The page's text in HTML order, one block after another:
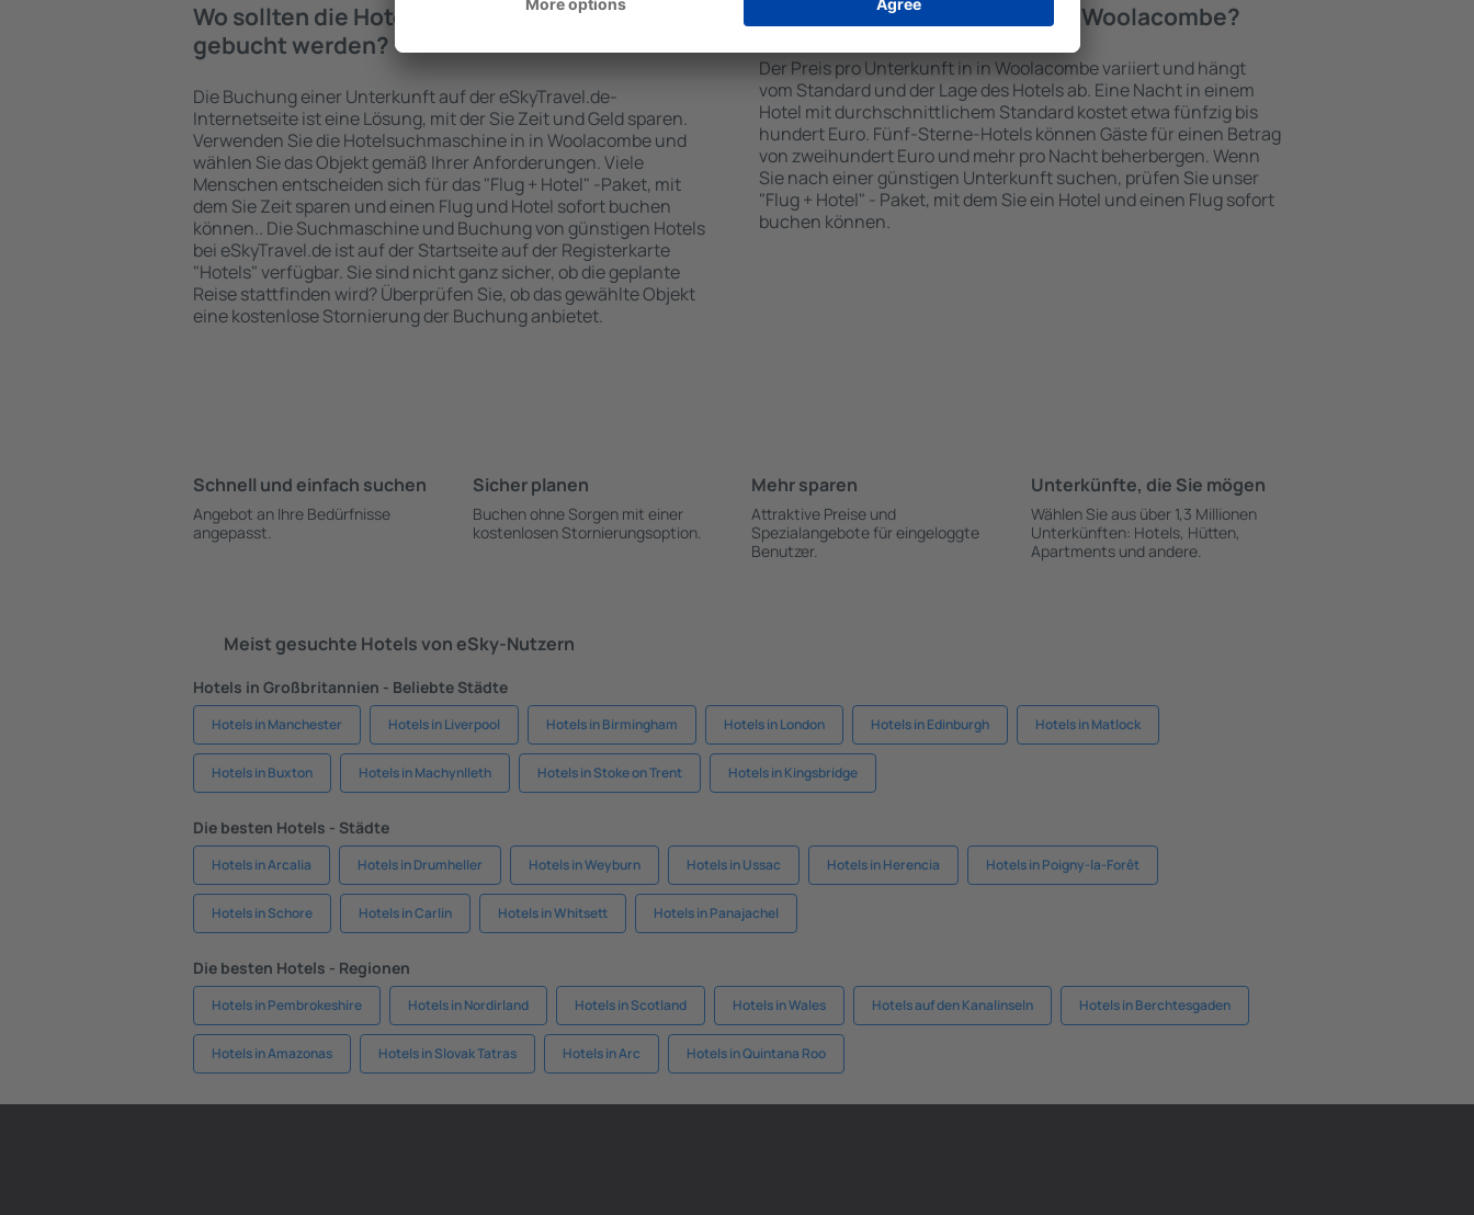
Wo sollten die Hotels in in Woolacombe
gebucht werden?
Die Buchung einer Unterkunft auf der eSkyTravel.de-
Internetseite ist eine Lösung, mit der Sie Zeit und Geld sparen.
Verwenden Sie die Hotelsuchmaschine in in Woolacombe und
wählen Sie das Objekt gemäß Ihrer Anforderungen. Viele
Menschen entscheiden sich für das "Flug + Hotel" -Paket, mit
dem Sie Zeit sparen und einen Flug und Hotel sofort buchen
können.. Die Suchmaschine und Buchung von günstigen Hotels
bei eSkyTravel.de ist auf der Startseite auf der Registerkarte
"Hotels" verfügbar. Sie sind nicht ganz sicher, ob die geplante
Reise stattfinden wird? Überprüfen Sie, ob das gewählte Objekt
eine kostenlose Stornierung der Buchung anbietet.
Wie viel kostet ein Hotel in in Woolacombe?
Der Preis pro Unterkunft in in Woolacombe variiert und hängt
vom Standard und der Lage des Hotels ab. Eine Nacht in einem
Hotel mit durchschnittlichem Standard kostet etwa fünfzig bis
hundert Euro. Fünf-Sterne-Hotels können Gäste für einen Betrag
von zweihundert Euro und mehr pro Nacht beherbergen. Wenn
Sie nach einer günstigen Unterkunft suchen, prüfen Sie unser
"Flug + Hotel" - Paket, mit dem Sie ein Hotel und einen Flug sofort
buchen können.
Schnell und einfach suchen
Angebot an Ihre Bedürfnisse
angepasst.
Sicher planen
Buchen ohne Sorgen mit einer
kostenlosen Stornierungsoption.
Mehr sparen
Attraktive Preise und
Spezialangebote für eingeloggte
Benutzer.
Unterkünfte, die Sie mögen
Wählen Sie aus über 1,3 Millionen
Unterkünften: Hotels, Hütten,
Apartments und andere.
Meist gesuchte Hotels von eSky-Nutzern
Hotels in Großbritannien - Beliebte Städte
Hotels in Manchester Hotels in Liverpool Hotels in Birmingham Hotels in London Hotels in Edinburgh Hotels in Matlock
Hotels in Buxton Hotels in Machynlleth Hotels in Stoke on Trent Hotels in Kingsbridge
Die besten Hotels - Städte
Hotels in Arcalia Hotels in Drumheller Hotels in Weyburn Hotels in Ussac Hotels in Herencia Hotels in Poigny-la-Forêt
Hotels in Schore Hotels in Carlin Hotels in Whitsett Hotels in Panajachel
Die besten Hotels - Regionen
Hotels in Pembrokeshire Hotels in Nordirland Hotels in Scotland Hotels in Wales Hotels auf den Kanalinseln Hotels in Berchtesgaden
Hotels in Amazonas Hotels in Slovak Tatras Hotels in Arc Hotels in Quintana Roo